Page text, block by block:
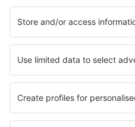
Fly+Hotel
Hoteller
Parkering
Lufthavnstransport
Seværdigheder
Sportsbegivenheder
Lær mere